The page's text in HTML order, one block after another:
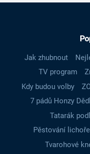
Jak zhubnout
TV program
Kdy budou volby
7 pádů Honzy
Tatarák
Pěstování
Tvarohové